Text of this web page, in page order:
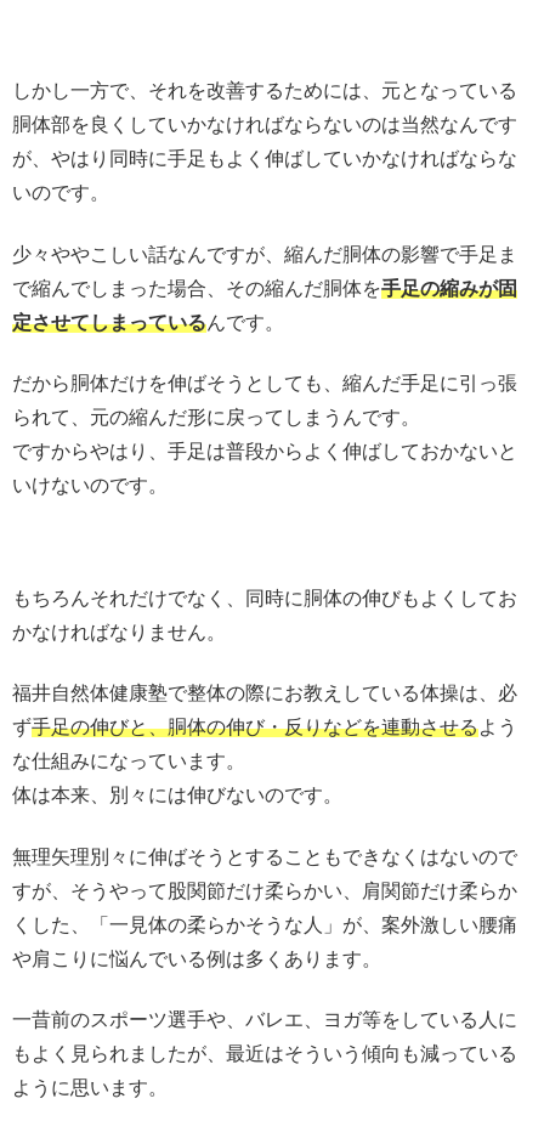
しかし一方で、それを改善するためには、元となっている
胴体部を良くしていかなければならないのは当然なんです
が、やはり同時に手足もよく伸ばしていかなければならな
いのです。
少々ややこしい話なんですが、縮んだ胴体の影響で手足ま
で縮んでしまった場合、その縮んだ胴体を手足の縮みが固
定させてしまっているんです。
だから胴体だけを伸ばそうとしても、縮んだ手足に引っ張
られて、元の縮んだ形に戻ってしまうんです。
ですからやはり、手足は普段からよく伸ばしておかないと
いけないのです。
もちろんそれだけでなく、同時に胴体の伸びもよくしてお
かなければなりません。
福井自然体健康塾で整体の際にお教えしている体操は、必
ず手足の伸びと、胴体の伸び・反りなどを連動させるよう
な仕組みになっています。
体は本来、別々には伸びないのです。
無理矢理別々に伸ばそうとすることもできなくはないので
すが、そうやって股関節だけ柔らかい、肩関節だけ柔らか
くした、「一見体の柔らかそうな人」が、案外激しい腰痛
や肩こりに悩んでいる例は多くあります。
一昔前のスポーツ選手や、バレエ、ヨガ等をしている人に
もよく見られましたが、最近はそういう傾向も減っている
ように思います。